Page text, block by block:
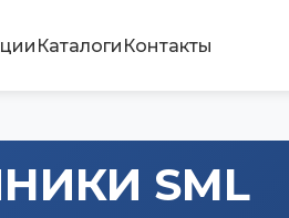
Каталоги Контакты
SML